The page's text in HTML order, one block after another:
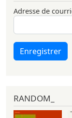
Adresse de
Enregistrer
RANDOM_